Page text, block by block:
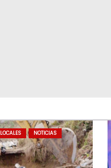
LOCALES NOTICIAS